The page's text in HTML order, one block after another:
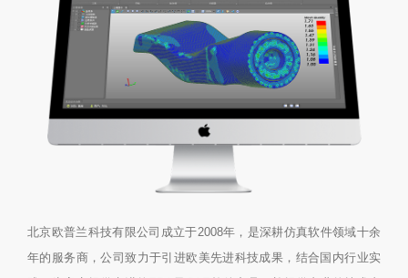
北京欧普兰科技有限公司成立于2008年，是深耕仿真软件领域十余
年的服务商，公司致力于引进欧美先进科技成果，结合国内行业实